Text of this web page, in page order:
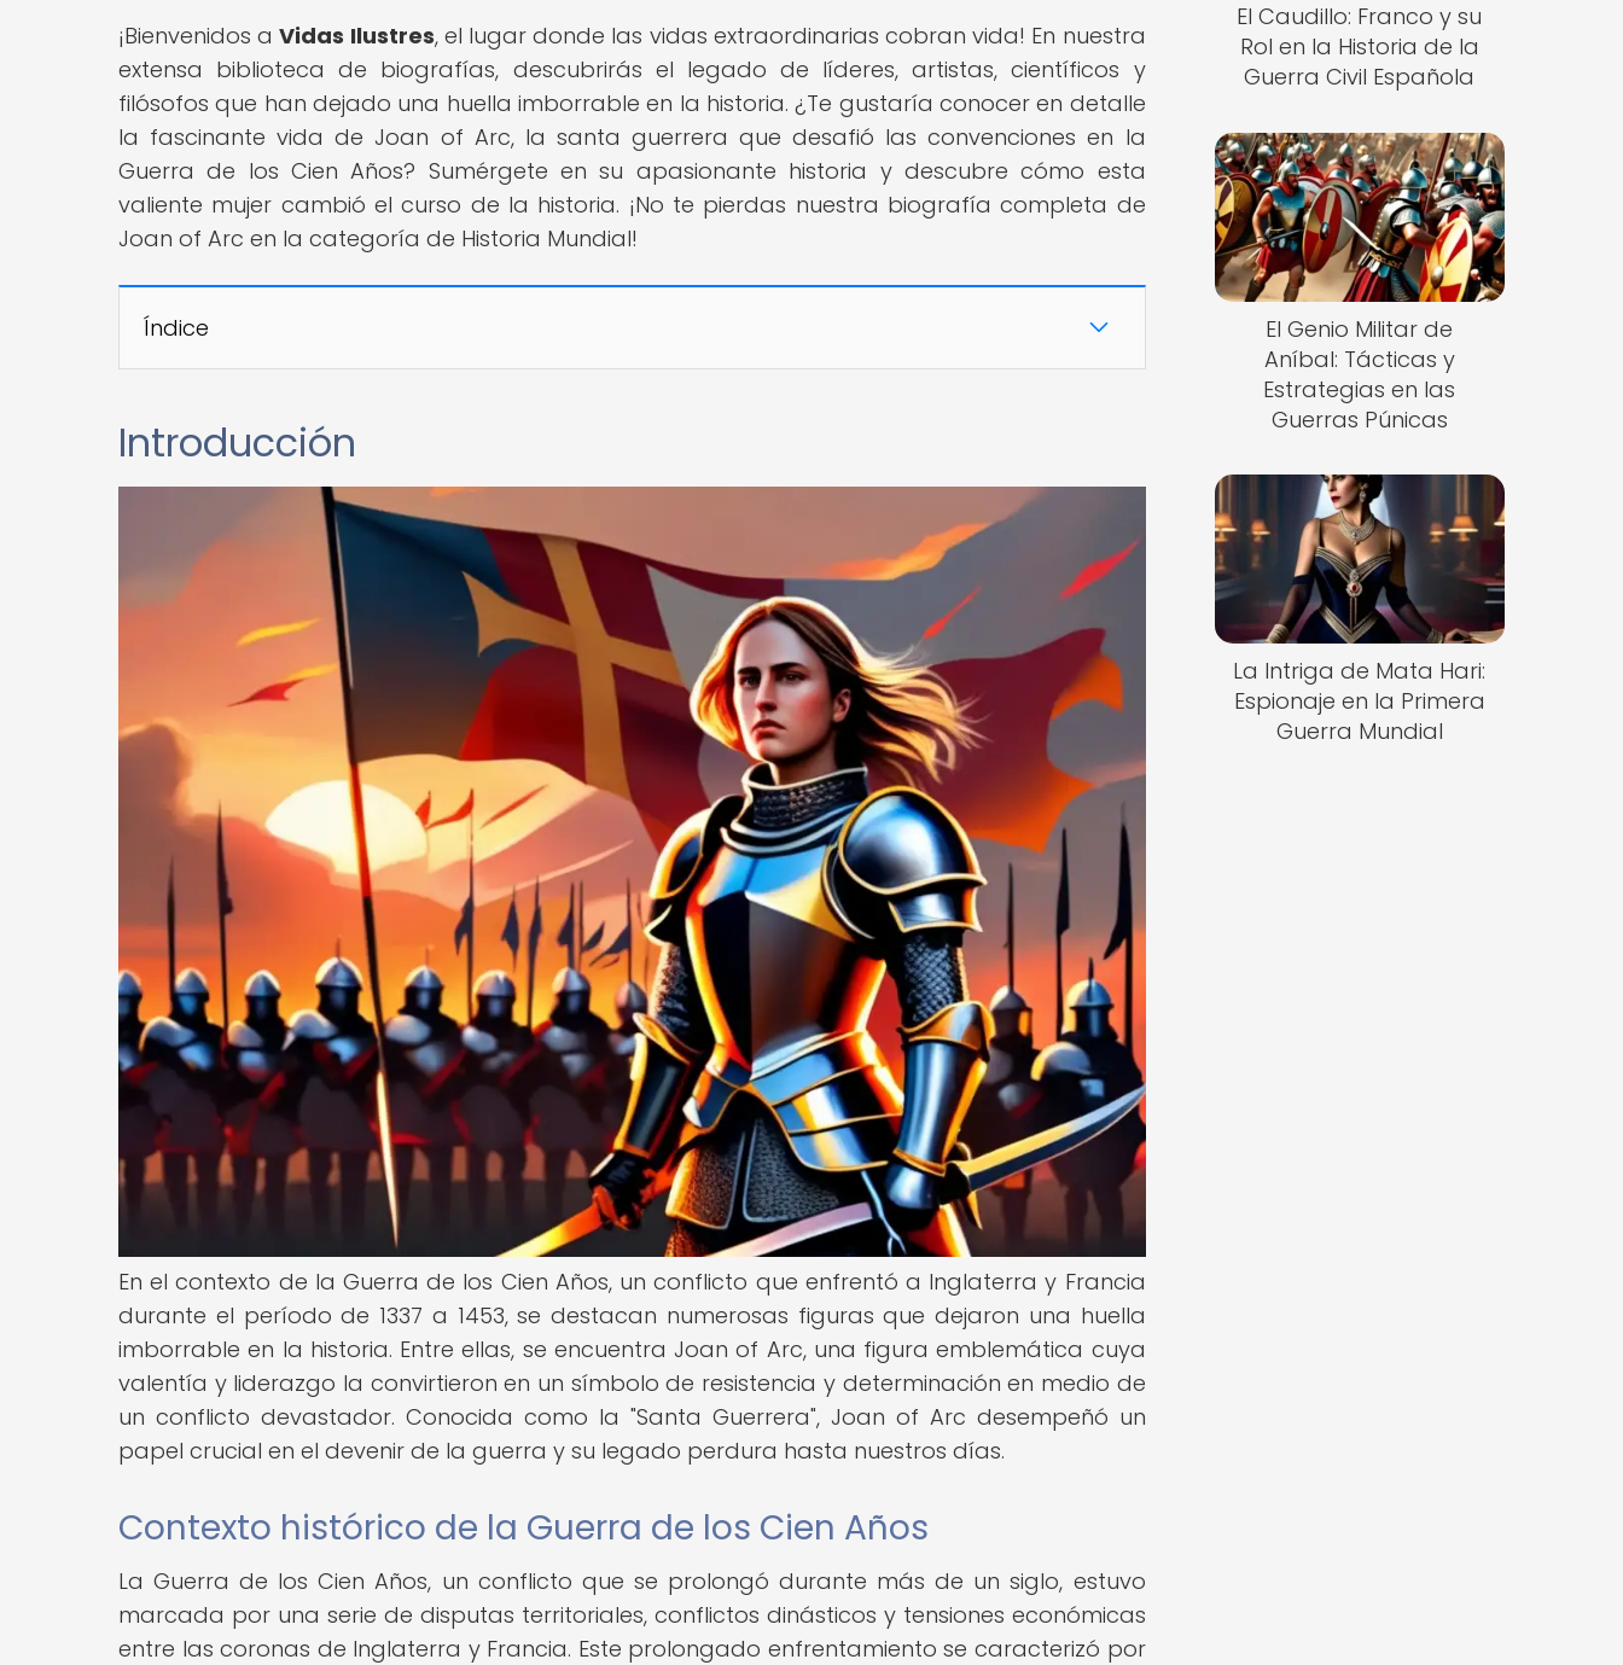
¡Bienvenidos aVidas Ilustres, el lugar donde las vidas extraordinarias cobran vida! En nuestra
extensa biblioteca de biografías, descubrirás el legado de líderes, artistas, científicos y
filósofos que han dejado una huella imborrable en la historia. ¿Te gustaría conocer en detalle
la fascinante vida de Joan of Arc, la santa guerrera que desafió las convenciones en la
Guerra de los Cien Años? Sumérgete en su apasionante historia y descubre cómo esta
valiente mujer cambió el curso de la historia. ¡No te pierdas nuestra biografía completa de
Joan of Arc en la categoría de Historia Mundial!
Índice
Introducción
En el contexto de la Guerra de los Cien Años, un conflicto que enfrentó a Inglaterra y Francia
durante el período de 1337 a 1453, se destacan numerosas figuras que dejaron una huella
imborrable en la historia. Entre ellas, se encuentra Joan of Arc, una figura emblemática cuya
valentía y liderazgo la convirtieron en un símbolo de resistencia y determinación en medio de
un conflicto devastador. Conocida como la "Santa Guerrera", Joan of Arc desempeñó un
papel crucial en el devenir de la guerra y su legado perdura hasta nuestros días.
Contexto histórico de la Guerra de los Cien Años
La Guerra de los Cien Años, un conflicto que se prolongó durante más de un siglo, estuvo
marcada por una serie de disputas territoriales, conflictos dinásticos y tensiones económicas
entre las coronas de Inglaterra y Francia. Este prolongado enfrentamiento se caracterizó por
El Caudillo: Franco y su
Rol en la Historia de la
Guerra Civil Española
El Genio Militar de
Aníbal: Tácticas y
Estrategias en las
Guerras Púnicas
La Intriga de Mata Hari:
Espionaje en la Primera
Guerra Mundial